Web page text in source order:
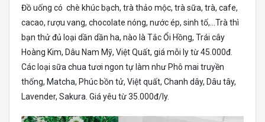
Đồ uống có chè khúc bạch, trà thảo mộc, trà sữa, trà, cafe,
cacao, rượu vang, chocolate nóng, nước ép, sinh tố,…Trà thì
bạn thử đủ loại dần dần ha, nào là Tắc Ổi Hồng, Trái cây
Hoàng Kim, Dâu Nam Mỹ, Việt Quất, giá mỗi ly từ 45.000đ.
Các loại sữa chua tươi ngon tự làm như Phô mai truyền
thống, Matcha, Phúc bồn tử, Việt quất, Chanh dây, Dâu tây,
Lavender, Sakura. Giá yêu từ 35.000đ/ly.